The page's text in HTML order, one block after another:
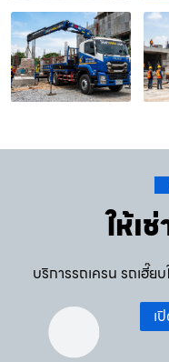
ให้เ
บริการรถเครน รถเฮี๊
เ